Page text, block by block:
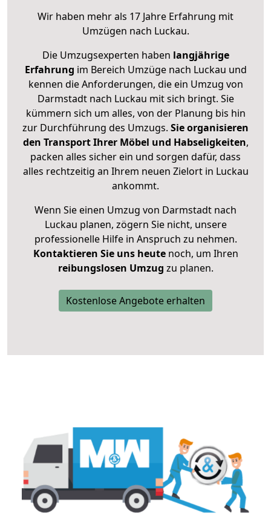
Wir haben mehr als 17 Jahre Erfahrung mit
Umzügen nach Luckau.
Die Umzugsexperten haben langjährige
Erfahrung im Bereich Umzüge nach Luckau und
kennen die Anforderungen, die ein Umzug von
Darmstadt nach Luckau mit sich bringt. Sie
kümmern sich um alles, von der Planung bis hin
zur Durchführung des Umzugs. Sie organisieren
den Transport Ihrer Möbel und Habseligkeiten,
packen alles sicher ein und sorgen dafür, dass
alles rechtzeitig an Ihrem neuen Zielort in Luckau
ankommt.
Wenn Sie einen Umzug von Darmstadt nach
Luckau planen, zögern Sie nicht, unsere
professionelle Hilfe in Anspruch zu nehmen.
Kontaktieren Sie uns heutenoch, um Ihren
reibungslosen Umzug zu planen.
Kostenlose Angebote erhalten